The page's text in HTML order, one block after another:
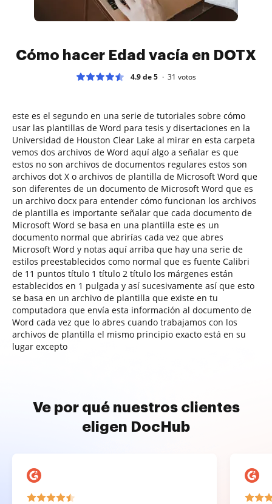
Cómo hacer Edad vacía en DOTX
4.9 de 5 31 votos
este es el segundo en una serie de tutoriales sobre cómo
usar las plantillas de Word para tesis y disertaciones en la
Universidad de Houston Clear Lake al mirar en esta carpeta
vemos dos archivos de Word aquí algo a señalar es que
estos no son archivos de documentos regulares estos son
archivos dot X o archivos de plantilla de Microsoft Word que
son diferentes de un documento de Microsoft Word que es
un archivo docx para entender cómo funcionan los archivos
de plantilla es importante señalar que cada documento de
Microsoft Word se basa en una plantilla este es un
documento normal que abrirías cada vez que abres
Microsoft Word y notas aquí arriba que hay una serie de
estilos preestablecidos como normal que es fuente Calibri
de 11 puntos título 1 título 2 título los márgenes están
establecidos en 1 pulgada y así sucesivamente así que esto
se basa en un archivo de plantilla que existe en tu
computadora que envía esta información al documento de
Word cada vez que lo abres cuando trabajamos con los
archivos de plantilla el mismo principio exacto está en su
lugar excepto
Ve por qué nuestros clientes
eligen DocHub